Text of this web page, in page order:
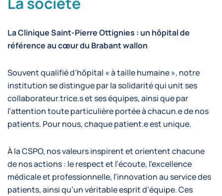
La Clinique Saint-Pierre Ottignies : un hôpital de
référence au cœur du Brabant wallon
Souvent qualifié d’hôpital « à taille humaine », notre
institution se distingue par la solidarité qui unit ses
collaborateur.trice.s et ses équipes, ainsi que par
l’attention toute particulière portée à chacun.e de nos
patients. Pour nous, chaque patient.e est unique.
À la CSPO, nos valeurs inspirent et orientent chacune
de nos actions : le respect et l’écoute, l’excellence
médicale et professionnelle, l’innovation au service des
patients, ainsi qu’un véritable esprit d’équipe. Ces